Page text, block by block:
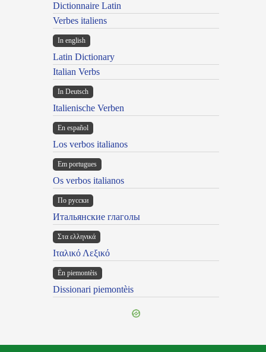
Dictionnaire Latin
Verbes italiens
In english
Latin Dictionary
Italian Verbs
In Deutsch
Italienische Verben
En español
Los verbos italianos
Em portugues
Os verbos italianos
По русски
Итальянские глаголы
Στα ελληνικά
Ιταλικό Λεξικό
Ën piemontèis
Dissionari piemontèis